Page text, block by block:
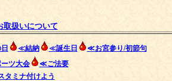
取扱いについて
≪結納 ≪誕生日
≪お宮参り/初節句
ツ大会
≪ご法要
タミナ付けよう